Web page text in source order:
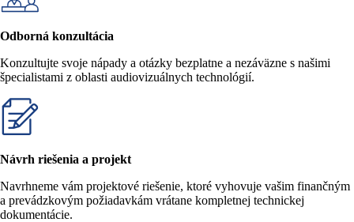
Odborná konzultácia
Konzultujte svoje nápady a otázky bezplatne a nezáväzne s našimi
špecialistami z oblasti audiovizuálnych technológií.
Návrh riešenia a projekt
Navrhneme vám projektové riešenie, ktoré vyhovuje vašim finančným
a prevádzkovým požiadavkám vrátane kompletnej technickej
dokumentácie.